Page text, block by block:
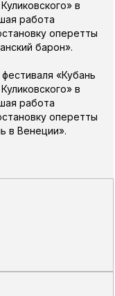
в
работа
оперетты
барон».
«Кубань
в
работа
оперетты
в Венеции».